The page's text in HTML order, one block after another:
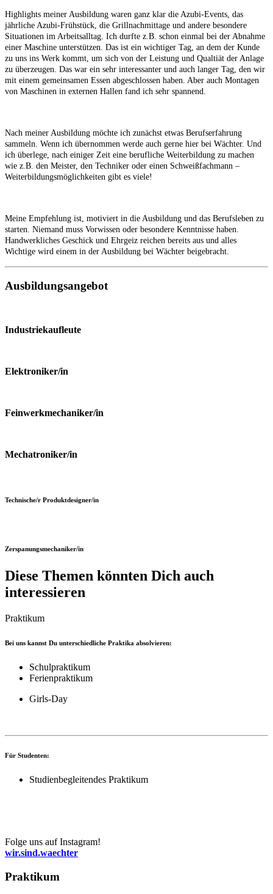
Highlights meiner Ausbildung waren ganz klar die Azubi-Events, das
jährliche Azubi-Frühstück, die Grillnachmittage und andere besondere
Situationen im Arbeitsalltag. Ich durfte z.B. schon einmal bei der Abnahme
einer Maschine unterstützen. Das ist ein wichtiger Tag, an dem der Kunde
zu uns ins Werk kommt, um sich von der Leistung und Qualtiät der Anlage
zu überzeugen. Das war ein sehr interessanter und auch langer Tag, den wir
mit einem gemeinsamen Essen abgeschlossen haben. Aber auch Montagen
von Maschinen in externen Hallen fand ich sehr spannend.
Nach meiner Ausbildung möchte ich zunächst etwas Berufserfahrung
sammeln. Wenn ich übernommen werde auch gerne hier bei Wächter. Und
ich überlege, nach einiger Zeit eine berufliche Weiterbildung zu machen
wie z.B. den Meister, den Techniker oder einen Schweißfachmann –
Weiterbildungsmöglichkeiten gibt es viele!
Meine Empfehlung ist, motiviert in die Ausbildung und das Berufsleben zu
starten. Niemand muss Vorwissen oder besondere Kenntnisse haben.
Handwerkliches Geschick und Ehrgeiz reichen bereits aus und alles
Wichtige wird einem in der Ausbildung bei Wächter beigebracht.
Ausbildungsangebot
Industriekaufleute
Elektroniker/in
Feinwerkmechaniker/in
Mechatroniker/in
Technische/r Produktdesigner/in
Zerspanungsmechaniker/in
Diese Themen könnten Dich auch
interessieren
Praktikum
Bei uns kannst Du unterschiedliche Praktika absolvieren:
Schulpraktikum
Ferienpraktikum
Girls-Day
Für Studenten:
Studienbegleitendes Praktikum
Folge uns auf Instagram!
wir.sind.waechter
Praktikum